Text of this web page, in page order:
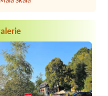
2026-08-07 |
osoby
ab 2026-07-25 |Kemp
ab 2026-08-15 |Tábořiště
pro stan, 2x auto